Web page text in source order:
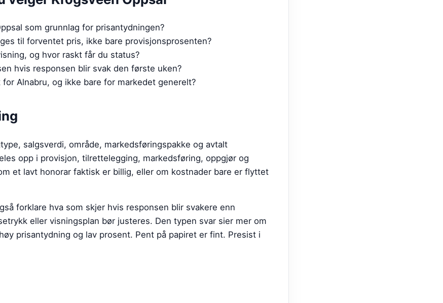
som grunnlag for prisantydningen?
til forventet pris, ikke bare provisjonsprosenten?
og hvor raskt får du status?
hvis responsen blir svak den første uken?
Alnabru, og ikke bare for markedet generelt?
salgsverdi, område, markedsføringspakke og avtalt
opp i provisjon, tilrettelegging, markedsføring, oppgjør og
et lavt honorar faktisk er billig, eller om kostnader bare er flyttet
forklare hva som skjer hvis responsen blir svakere enn
eller visningsplan bør justeres. Den typen svar sier mer om
prisantydning og lav prosent. Pent på papiret er fint. Presist i